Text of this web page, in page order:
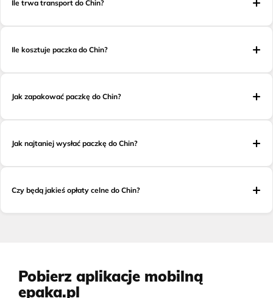
Ile trwa transport do Chin?
Ile kosztuje paczka do Chin?
Jak zapakować paczkę do Chin?
Jak najtaniej wysłać paczkę do Chin?
Czy będą jakieś opłaty celne do Chin?
Pobierz aplikacje mobilną
epaka.pl